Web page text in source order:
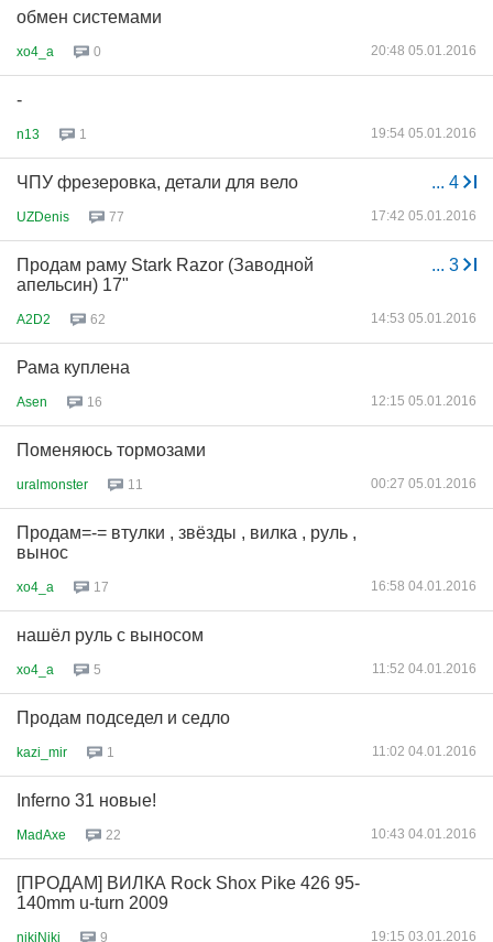
обмен системами
xo4_a 0 20:48 05.01.2016
-
n13 1 19:54 05.01.2016
... 4
ЧПУ фрезеровка, детали для вело
UZDenis 77 17:42 05.01.2016
... 3
Продам раму Stark Razor (Заводной
апельсин) 17"
A2D2 62 14:53 05.01.2016
Рама куплена
Asen 16 12:15 05.01.2016
Поменяюсь тормозами
uralmonster 11 00:27 05.01.2016
Продам=-= втулки , звёзды , вилка , руль ,
вынос
xo4_a 17 16:58 04.01.2016
нашёл руль с выносом
xo4_a 5 11:52 04.01.2016
Продам подседел и седло
kazi_mir 1 11:02 04.01.2016
Inferno 31 новые!
MadAxe 22 10:43 04.01.2016
[ПРОДАМ] ВИЛКА Rock Shox Pike 426 95-
140mm u-turn 2009
nikiNiki 9 19:15 03.01.2016